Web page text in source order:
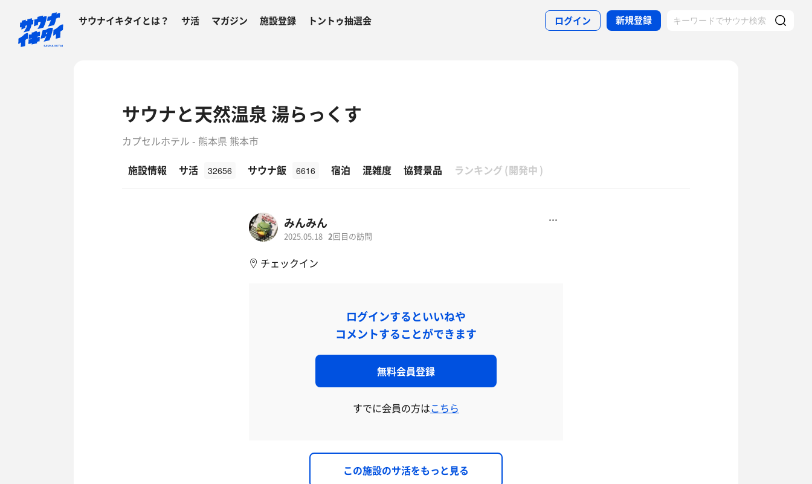
サウナイキタイとは？ サ活 マガジン 施設登録 トントゥ抽選会 ログイン 新規登録
サウナと天然温泉 湯らっくす
カプセルホテル - 熊本県 熊本市
施設情報
サ活 32656 サウナ飯 6616 宿泊 混雑度 協賛景品 ランキング (開発中 )
みんみん
2025.05.18 2回目の訪問
チェックイン
ログインするといいねや
コメントすることができます
無料会員登録
すでに会員の方はこちら
この施設のサ活をもっと見る